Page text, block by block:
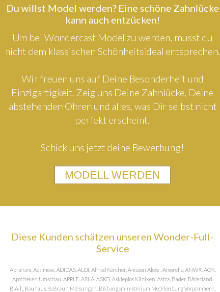
Du willst Model werden? Eine schöne Zahnlücke
kann auch entzücken!
Um bei Wondercast Model zu werden, musst du
nicht dem klassischen Schönheitsideal entsprechen.
Wir freuen uns auf Deine Besonderheit und
Einzigartigkeit. Zeig uns Deine Zahnlücke, Deine
abstehenden Ohren und alles, was Dir selbst nicht
perfekt erscheint.
Schick uns jetzt deine Bewerbung!
MODELL WERDEN
Diese Kunden schätzen unseren Wonder-Full-
Service
Abraham, Actimove, ADIDAS, ALDI, Alfred Kärcher, Amazon Alexa , Amorelie, ANWR, AOK,
Apotheken Umschau, APPLE, ARLA, ASKD, Asklepios Kliniken, Astra, Bader, Bäderland,
B.A.T., Bauhaus, B.Braun Melsungen, Bildungsministerium Mecklenburg Vorpommern,